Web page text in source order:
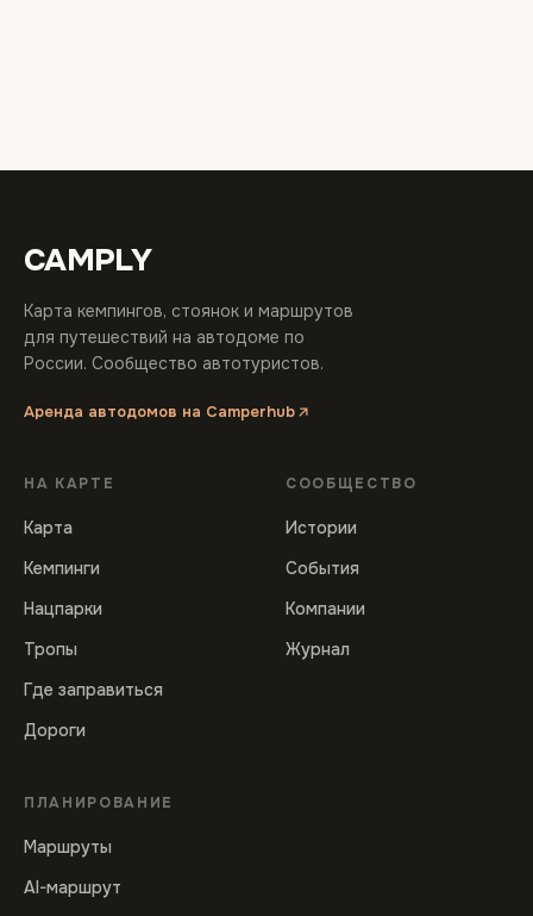
CAMPLY
Карта кемпингов, стоянок и маршрутов
для путешествий на автодоме по
России. Сообщество автотуристов.
Аренда автодомов на Camperhub
НА КАРТЕ
Карта
Кемпинги
Нацпарки
Тропы
Где заправиться
Дороги
СООБЩЕСТВО
Истории
События
Компании
Журнал
ПЛАНИРОВАНИЕ
Маршруты
AI-маршрут